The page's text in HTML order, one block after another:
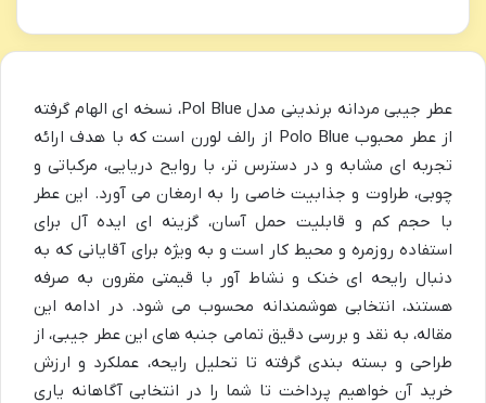
عطر جیبی مردانه برندینی مدل Pol Blue، نسخه ای الهام گرفته
از عطر محبوب Polo Blue از رالف لورن است که با هدف ارائه
تجربه ای مشابه و در دسترس تر، با روایح دریایی، مرکباتی و
چوبی، طراوت و جذابیت خاصی را به ارمغان می آورد. این عطر
با حجم کم و قابلیت حمل آسان، گزینه ای ایده آل برای
استفاده روزمره و محیط کار است و به ویژه برای آقایانی که به
دنبال رایحه ای خنک و نشاط آور با قیمتی مقرون به صرفه
هستند، انتخابی هوشمندانه محسوب می شود. در ادامه این
مقاله، به نقد و بررسی دقیق تمامی جنبه های این عطر جیبی، از
طراحی و بسته بندی گرفته تا تحلیل رایحه، عملکرد و ارزش
خرید آن خواهیم پرداخت تا شما را در انتخابی آگاهانه یاری